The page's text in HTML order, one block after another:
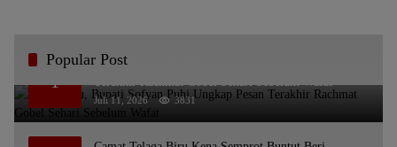
Popular Post
1
Bikin Haru, Bupati Sofyan Puhi Ungkap Pesan
Terakhir Rachmat Gobel Sehari Sebelum Wafat
Juli 11, 2026 3831